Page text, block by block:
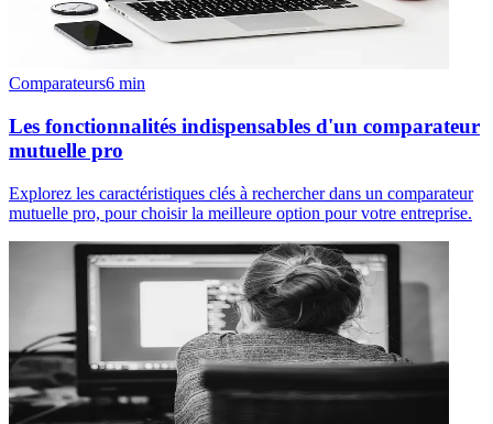
Comparateurs6 min
Les fonctionnalités indispensables d'un comparateur
mutuelle pro
Explorez les caractéristiques clés à rechercher dans un comparateur
mutuelle pro, pour choisir la meilleure option pour votre entreprise.